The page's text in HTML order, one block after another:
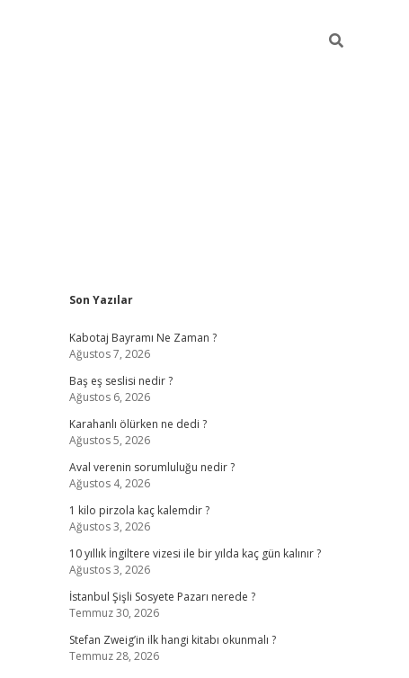
Sidebar
Son Yazılar
Kabotaj Bayramı Ne Zaman ?
Ağustos 7, 2026
Baş eş seslisi nedir ?
Ağustos 6, 2026
Karahanlı ölürken ne dedi ?
Ağustos 5, 2026
Aval verenin sorumluluğu nedir ?
Ağustos 4, 2026
1 kilo pirzola kaç kalemdir ?
Ağustos 3, 2026
10 yıllık İngiltere vizesi ile bir yılda kaç gün kalınır ?
Ağustos 3, 2026
İstanbul Şişli Sosyete Pazarı nerede ?
Temmuz 30, 2026
Stefan Zweig’in ilk hangi kitabı okunmalı ?
Temmuz 28, 2026